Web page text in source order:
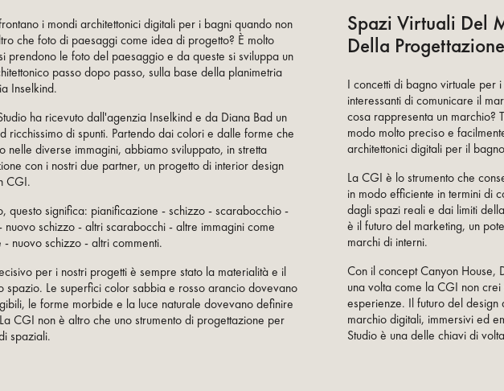
i mondi architettonici digitali per i bagni quando non
che foto di paesaggi come idea di progetto? È molto
prendono le foto del paesaggio e da queste si sviluppa un
passo dopo passo, sulla base della planimetria
Inselkind.
ha ricevuto dall'agenzia Inselkind e da Diana Bad un
ricchissimo di spunti. Partendo dai colori e dalle forme che
nelle diverse immagini, abbiamo sviluppato, in stretta
con i nostri due partner, un progetto di interior design
CGI.
questo significa: pianificazione - schizzo - scarabocchio -
nuovo schizzo - altri scarabocchi - altre immagini come
- nuovo schizzo - altri commenti.
per i nostri progetti è sempre stato la materialità e il
spazio. Le superfici color sabbia e rosso arancio dovevano
le forme morbide e la luce naturale dovevano definire
CGI non è altro che uno strumento di progettazione per
spaziali.
Spazi Virtuali Del
Della
I concetti di bagno virtuale per
interessanti di comunicare il
cosa rappresenta un marchio?
modo molto preciso e
architettonici digitali per il
La CGI è lo strumento che
in modo efficiente in termini di
dagli spazi reali e dai limiti
è il futuro del marketing, un
marchi di interni.
Con il concept Canyon House,
una volta come la CGI non
esperienze. Il futuro del
marchio digitali, immersivi ed
Studio è una delle chiavi di